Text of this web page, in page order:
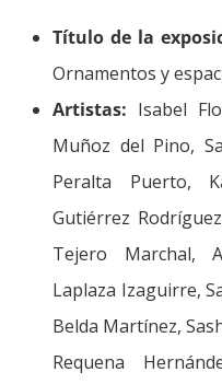
Título de la
Ornamentos y
Artistas: Isabel
Muñoz del Pino,
Peralta Puerto,
Gutiérrez
Tejero Marchal,
Laplaza Izaguirre,
Belda Martínez,
Requena